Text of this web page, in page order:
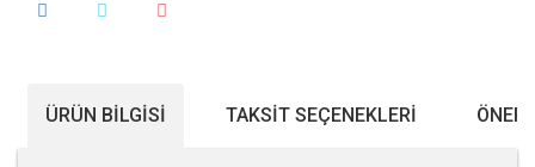
ÜRÜN BILGISI TAKSIT SEÇENEKLERI